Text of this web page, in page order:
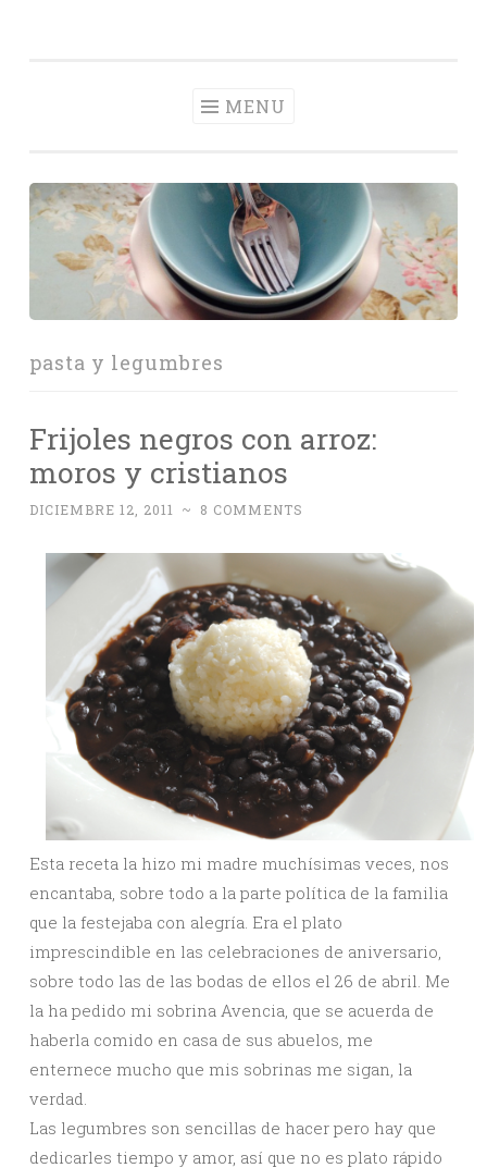
MENU
pasta y legumbres
Frijoles negros con arroz:
moros y cristianos
DICIEMBRE 12, 2011 ~ 8 COMMENTS
Esta receta la hizo mi madre muchísimas veces, nos
encantaba, sobre todo a la parte política de la familia
que la festejaba con alegría. Era el plato
imprescindible en las celebraciones de aniversario,
sobre todo las de las bodas de ellos el 26 de abril. Me
la ha pedido mi sobrina Avencia, que se acuerda de
haberla comido en casa de sus abuelos, me
enternece mucho que mis sobrinas me sigan, la
verdad.
Las legumbres son sencillas de hacer pero hay que
dedicarles tiempo y amor, así que no es plato rápido